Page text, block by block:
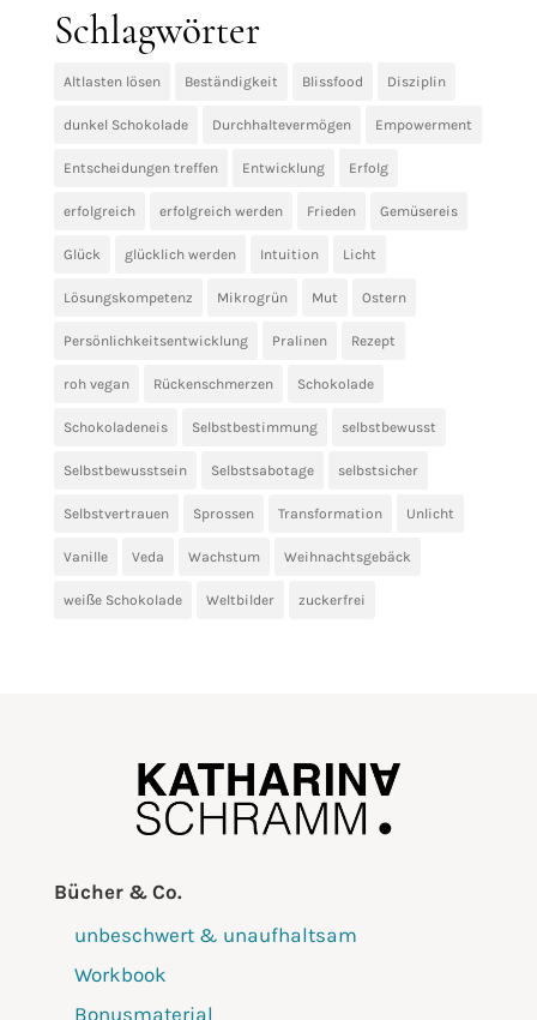
Schlagwörter
Altlasten lösen Beständigkeit Blissfood Disziplin
dunkel Schokolade Durchhaltevermögen Empowerment
Entscheidungen treffen Entwicklung Erfolg
erfolgreich erfolgreich werden Frieden Gemüsereis
Glück glücklich werden Intuition Licht
Lösungskompetenz Mikrogrün Mut Ostern
Persönlichkeitsentwicklung Pralinen Rezept
roh vegan Rückenschmerzen Schokolade
Schokoladeneis Selbstbestimmung selbstbewusst
Selbstbewusstsein Selbstsabotage selbstsicher
Selbstvertrauen Sprossen Transformation Unlicht
Vanille Veda Wachstum Weihnachtsgebäck
weiße Schokolade Weltbilder zuckerfrei
Bücher & Co.
unbeschwert & unaufhaltsam
Workbook
Bonusmaterial